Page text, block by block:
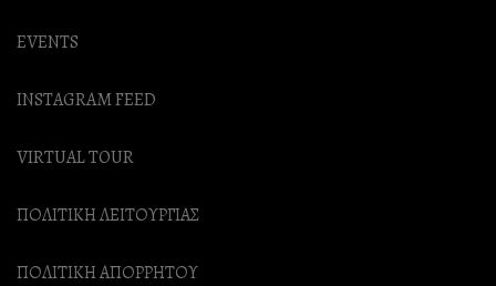
EVENTS
INSTAGRAM FEED
VIRTUAL TOUR
ΠΟΛΙΤΙΚΗ ΛΕΙΤΟΥΡΓΙΑΣ
ΠΟΛΙΤΙΚΗ ΑΠΟΡΡΗΤΟΥ